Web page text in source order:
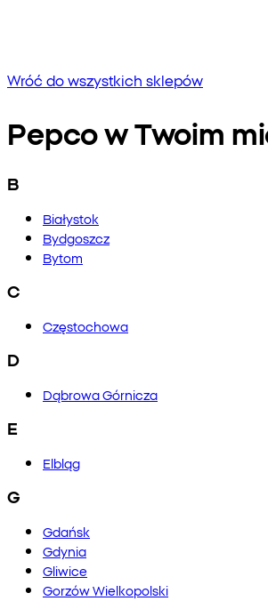
Wróć do wszystkich sklepów
Pepco w Twoim
B
Białystok
Bydgoszcz
Bytom
C
Częstochowa
D
Dąbrowa Górnicza
E
Elbląg
G
Gdańsk
Gdynia
Gliwice
Gorzów Wielkopolski